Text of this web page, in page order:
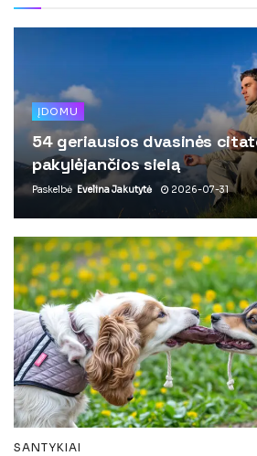
ĮDOMU
54 geriausios dvasinės
pakylėjančios sielą
Paskelbė Evelina Jakutytė 2026-07-31
SANTYKIAI